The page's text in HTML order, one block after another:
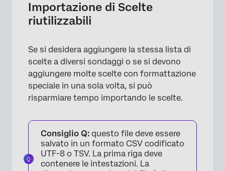
×
Importazione di Scelte
riutilizzabili
Se si desidera aggiungere la stessa lista di
scelte a diversi sondaggi o se si devono
aggiungere molte scelte con formattazione
speciale in una sola volta, si può
risparmiare tempo importando le scelte.
Consiglio Q: questo file deve essere
salvato in un formato CSV codificato
UTF-8 o TSV. La prima riga deve
contenere le intestazioni. La